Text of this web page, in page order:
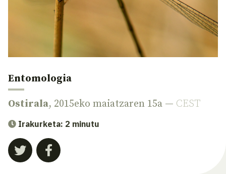
Entomologia
Ostirala, 2015eko maiatzaren 15a — CEST
Irakurketa: 2 minutu